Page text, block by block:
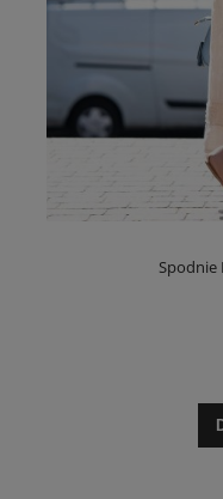
Spodnie